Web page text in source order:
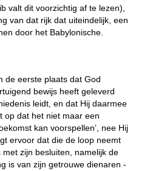
valt dit voorzichtig af te lezen),
van dat rijk dat uiteindelijk, een
door het Babylonische.
de eerste plaats dat God
bewijs heeft geleverd
leidt, en dat Hij daarmee
op dat het niet maar een
kan voorspellen’, nee Hij
ervoor dat die de loop neemt
zijn besluiten, namelijk de
is van zijn getrouwe dienaren -